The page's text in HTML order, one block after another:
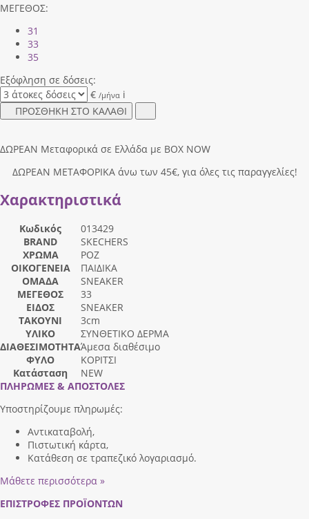
ΜΕΓΕΘΟΣ:
31
33
35
Εξόφληση σε δόσεις:
€ /μήνα i
ΠΡΟΣΘΗΚΗ ΣΤΟ ΚΑΛΑΘΙ
ΔΩΡΕΑΝ Μεταφορικά σε Ελλάδα με BOX NOW
ΔΩΡΕΑΝ ΜΕΤΑΦΟΡΙΚΑ άνω των 45€, για όλες τις παραγγελίες!
Χαρακτηριστικά
Κωδικός
013429
BRAND
SKECHERS
ΧΡΩΜΑ
ΡΟΖ
ΟΙΚΟΓΕΝΕΙΑ
ΠΑΙΔΙΚΑ
ΟΜΑΔΑ
SNEAKER
ΜΕΓΕΘΟΣ
33
ΕΙΔΟΣ
SNEAKER
ΤΑΚΟΥΝΙ
3cm
ΥΛΙΚΟ
ΣΥΝΘΕΤΙΚΟ ΔΕΡΜΑ
ΔΙΑΘΕΣΙΜΟΤΗΤΑΆμεσα διαθέσιμο
ΦΥΛΟ
ΚΟΡΙΤΣΙ
Κατάσταση
NEW
ΠΛΗΡΩΜΕΣ & ΑΠΟΣΤΟΛΕΣ
Υποστηρίζουμε πληρωμές:
Αντικαταβολή,
Πιστωτική κάρτα,
Κατάθεση σε τραπεζικό λογαριασμό.
Μάθετε περισσότερα »
ΕΠΙΣΤΡΟΦΕΣ ΠΡΟΪΟΝΤΩΝ